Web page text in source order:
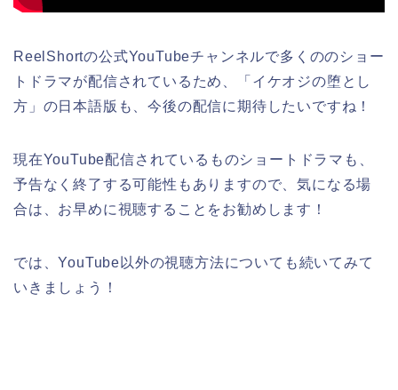
ReelShortの公式YouTubeチャンネルで多くののショー
トドラマが配信されているため、
「イケオジの堕とし
方 」の日本語版 も、今後の配信に期待したいですね！
現在YouTube配信されているものショートドラマも、
予告なく終了する可能性もありますので、気になる場
合は、お早めに視聴することをお勧めします！
では、YouTube以外の視聴方法についても続いてみて
いきましょう！